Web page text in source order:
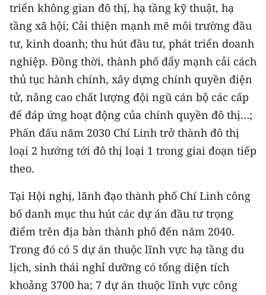
Bắc Trung Bộ
Duyên hải Nam Trung Bộ và Tây
Nguyên
Đông Nam Bộ
Đồng bằng sông Cửu Long
Chuyên trang Hà Nội
Chuyên trang TP. Hồ Chí Minh
CHUYÊN ĐỀ
CÁC CHUYÊN TRANG
VỀ BÁO NHÂN DÂN
THỜI NAY
triển không gian đô thị, hạ tầng kỹ thuật, hạ
tầng xã hội; Cải thiện mạnh mẽ môi trường đầu
tư, kinh doanh; thu hút đầu tư, phát triển doanh
nghiệp. Đồng thời, thành phố đẩy mạnh cải cách
thủ tục hành chính, xây dựng chính quyền điện
tử, nâng cao chất lượng đội ngũ cán bộ các cấp
để đáp ứng hoạt động của chính quyền đô thị…;
Phấn đấu năm 2030 Chí Linh trở thành đô thị
loại 2 hướng tới đô thị loại 1 trong giai đoạn tiếp
theo.
Tại Hội nghị, lãnh đạo thành phố Chí Linh công
bố danh mục thu hút các dự án đầu tư trọng
điểm trên địa bàn thành phố đến năm 2040.
Trong đó có 5 dự án thuộc lĩnh vực hạ tầng du
lịch, sinh thái nghỉ dưỡng có tổng diện tích
khoảng 3700 ha; 7 dự án thuộc lĩnh vực công